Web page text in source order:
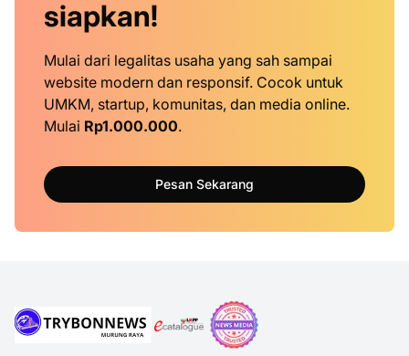
siapkan!
Mulai dari legalitas usaha yang sah sampai
website modern dan responsif. Cocok untuk
UMKM, startup, komunitas, dan media online.
Mulai Rp1.000.000.
Pesan Sekarang